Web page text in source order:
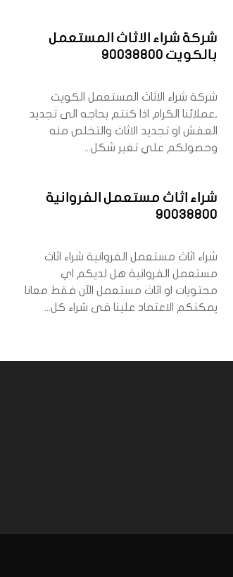
شركة شراء الاثاث المستعمل
بالكويت 90038800
شركة شراء الاثاث المستعمل الكويت
,عملائنا الكرام اذا كنتم بحاجه الى تجديد
العفش او تجديد الاثاث والتخلص منه
وحصولكم علي تغير شكل...
شراء اثاث مستعمل الفروانية
90038800
شراء اثاث مستعمل الفروانية شراء اثاث
مستعمل الفروانية هل لديكم اي
محتويات او اثاث مستعمل الآن فقط معانا
يمكنكم الاعتماد علينا فى شراء كل...